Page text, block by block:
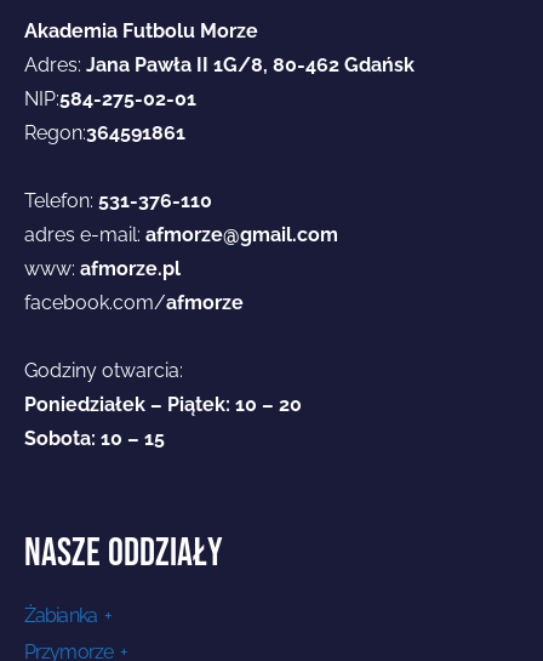
Akademia Futbolu Morze
Adres: Jana Pawła II 1G/8, 80-462 Gdańsk
NIP:584-275-02-01
Regon:364591861
Telefon: 531-376-110
adres e-mail: afmorze@gmail.com
www: afmorze.pl
facebook.com/afmorze
Godziny otwarcia:
Poniedziałek – Piątek: 10 – 20
Sobota: 10 – 15
NASZE ODDZIAŁY
Żabianka +
Przymorze +